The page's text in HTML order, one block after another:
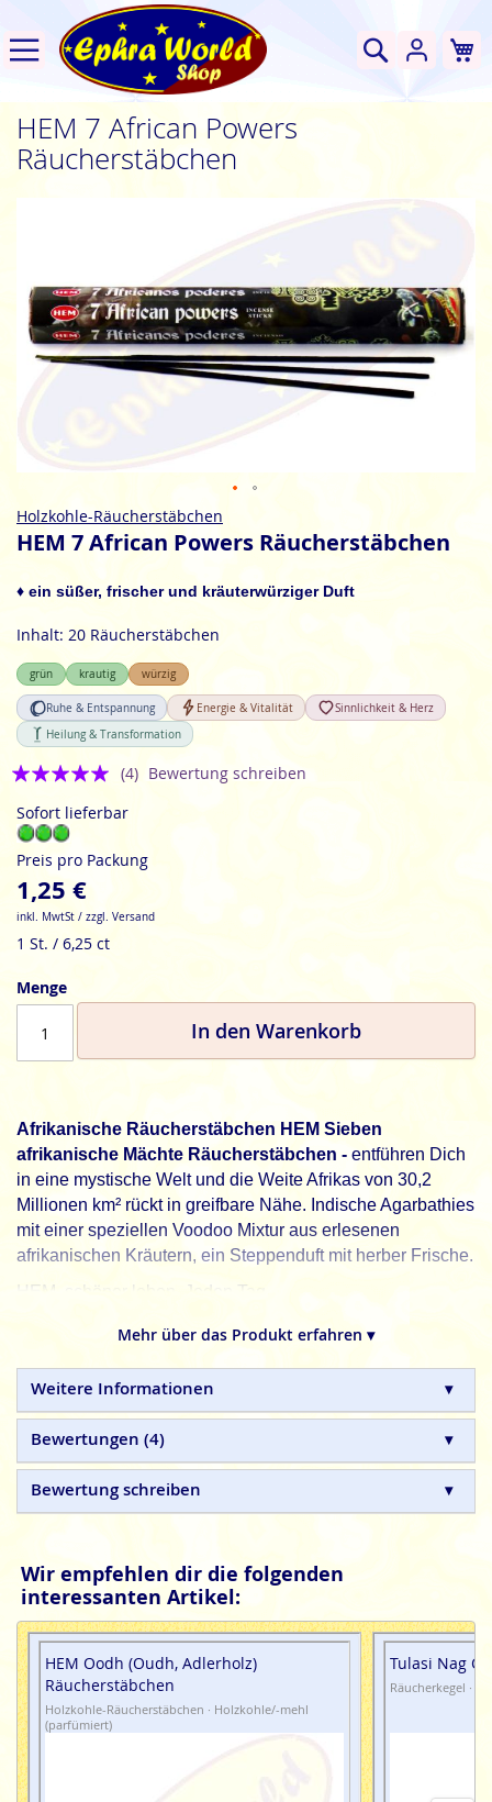
Suche
HEM 7 African Powers
Räucherstäbchen
springen
Zum
Anfang
Bildgalerie
springen
Holzkohle-Räucherstäbchen
HEM 7 African Powers Räucherstäbchen
♦ ein süßer, frischer und kräuterwürziger Duft
Inhalt: 20 Räucherstäbchen
grün krautig würzig
Ruhe & Entspannung Energie & Vitalität
Sinnlichkeit & Herz
Heilung & Transformation
Bewertung:
(4) Bewertung schreiben
Sofort lieferbar
Preis pro Packung
1,25 €
inkl. MwtSt / zzgl. Versand
1 St. / 6,25 ct
Menge
In den Warenkorb
Afrikanische Räucherstäbchen HEM Sieben
afrikanische Mächte Räucherstäbchen - entführen Dich
in eine mystische Welt und die Weite Afrikas von 30,2
Millionen km² rückt in greifbare Nähe. Indische Agarbathies
mit einer speziellen Voodoo Mixtur aus erlesenen
afrikanischen Kräutern, ein Steppenduft mit herber Frische.
HEM, schöner leben. Jeden Tag.
indische Räucherstäbchen sind in Handarbeit
petrochemische Zusätze.
Mehr über das Produkt erfahren ▾
Weitere Informationen
Bewertungen 4
Bewertung schreiben
Wir empfehlen dir die folgenden
interessanten Artikel:
HEM Oodh (Oudh, Adlerholz)
Räucherstäbchen
Holzkohle-Räucherstäbchen · Holzkohle/-mehl
(parfümiert)
Tulasi Nag
Räucherkegel ·